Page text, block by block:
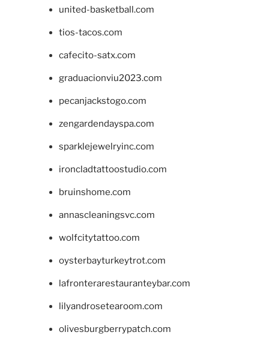
united-basketball.com
tios-tacos.com
cafecito-satx.com
graduacionviu2023.com
pecanjackstogo.com
zengardendayspa.com
sparklejewelryinc.com
ironcladtattoostudio.com
bruinshome.com
annascleaningsvc.com
wolfcitytattoo.com
oysterbayturkeytrot.com
lafronterarestauranteybar.com
lilyandrosetearoom.com
olivesburgberrypatch.com